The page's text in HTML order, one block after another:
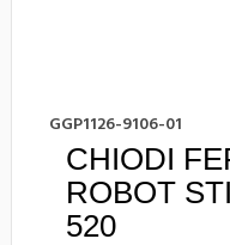
GGP1126-9106-01
CHIODI
ROBOT
520